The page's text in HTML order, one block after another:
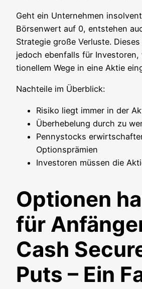
Geht ein Unter­neh­men
Bör­sen­wert auf 0, ent­ste­hen
Stra­te­gie gro­ße Ver­lus­te.
jedoch eben­falls für
tio­nel­lem Wege in eine Aktie
Nach­tei­le im Überblick:
Risi­ko liegt immer in der
Über­he­be­lung durch zu
Pen­ny­stocks
Optionsprämien
Inves­to­ren müs­sen die
Optionen
für
Cash
Puts – Ein